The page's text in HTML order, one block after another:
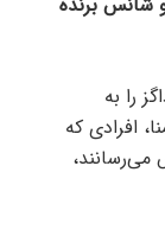
را به
افرادی که